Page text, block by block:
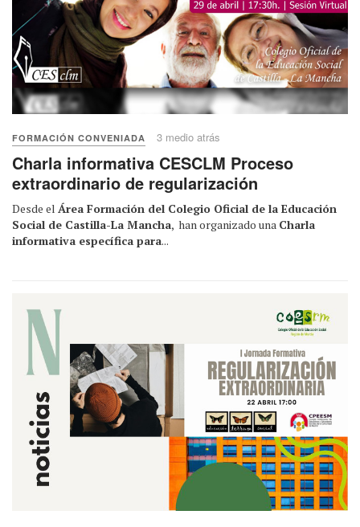
FORMACIÓN CONVENIADA 3 medio atrás
Charla informativa CESCLM Proceso
extraordinario de regularización
Desde el Área Formación del Colegio Oficial de la Educación
Social de Castilla-La Mancha, han organizado una Charla
informativa específica para...